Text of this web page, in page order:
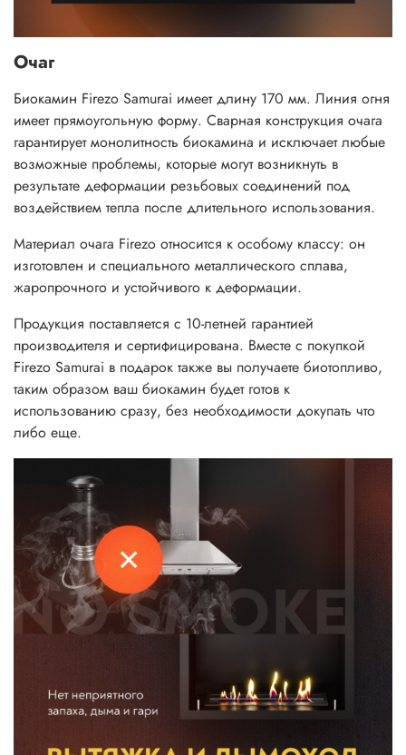
Очаг
Биокамин Firezo Samurai имеет длину 170 мм. Линия огня
имеет прямоугольную форму. Сварная конструкция очага
гарантирует монолитность биокамина и исключает любые
возможные проблемы, которые могут возникнуть в
результате деформации резьбовых соединений под
воздействием тепла после длительного использования.
Материал очага Firezo относится к особому классу: он
изготовлен и специального металлического сплава,
жаропрочного и устойчивого к деформации.
Продукция поставляется с 10-летней гарантией
производителя и сертифицирована. Вместе с покупкой
Firezo Samurai в подарок также вы получаете биотопливо,
таким образом ваш биокамин будет готов к
использованию сразу, без необходимости докупать что
либо еще.